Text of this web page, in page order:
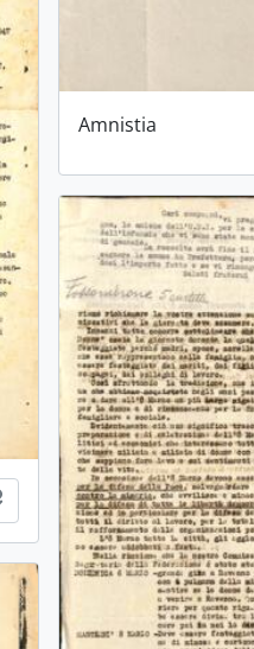
Amnistia
Ajouter au presse-papier